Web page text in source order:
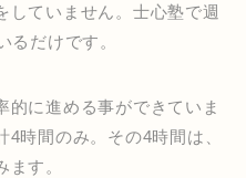
していません。士心塾で週
るだけです。
的に進める事ができていま
時間のみ。その4時間は、
す。